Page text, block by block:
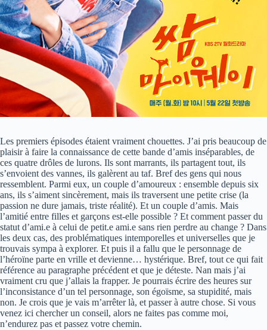
Les premiers épisodes étaient vraiment chouettes. J’ai pris beaucoup de
plaisir à faire la connaissance de cette bande d’amis inséparables, de
ces quatre drôles de lurons. Ils sont marrants, ils partagent tout, ils
s’envoient des vannes, ils galèrent au taf. Bref des gens qui nous
ressemblent. Parmi eux, un couple d’amoureux : ensemble depuis six
ans, ils s’aiment sincèrement, mais ils traversent une petite crise (la
passion ne dure jamais, triste réalité). Et un couple d’amis. Mais
l’amitié entre filles et garçons est-elle possible ? Et comment passer du
statut d’ami.e à celui de petit.e ami.e sans rien perdre au change ? Dans
les deux cas, des problématiques intemporelles et universelles que je
trouvais sympa à explorer. Et puis il a fallu que le personnage de
l’héroïne parte en vrille et devienne… hystérique. Bref, tout ce qui fait
référence au paragraphe précédent et que je déteste. Nan mais j’ai
vraiment cru que j’allais la frapper. Je pourrais écrire des heures sur
l’inconsistance d’un tel personnage, son égoïsme, sa stupidité, mais
non. Je crois que je vais m’arrêter là, et passer à autre chose. Si vous
venez ici chercher un conseil, alors ne faites pas comme moi,
n’endurez pas et passez votre chemin.